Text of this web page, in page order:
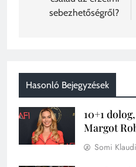
sebezhetőségről?
Hasonló Bejegyzések
10+1
Margot
Somi